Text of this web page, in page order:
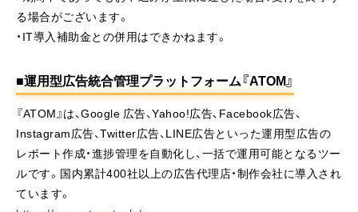
る場合がございます。
・IT導入補助金との併用はできかねます。
■運用型広告統合管理プラットフォーム『ATOM』
『ATOM』は、Google 広告、Yahoo!広告、Facebook広告、
Instagram広告、Twitter広告、LINE広告といった運用型広告の
レポート作成・進捗管理を自動化し、一括で運用可能となるツー
ルです。国内累計400社以上の広告代理店・制作会社に導入され
ています。